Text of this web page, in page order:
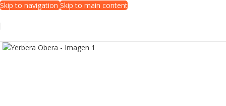
Skip to navigationSkip to main content